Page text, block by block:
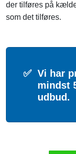
der tilføres på
som det tilføres.
✅ Vi har
mindst
udbud.